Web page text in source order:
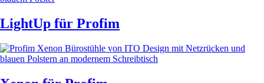
LightUp für Profim